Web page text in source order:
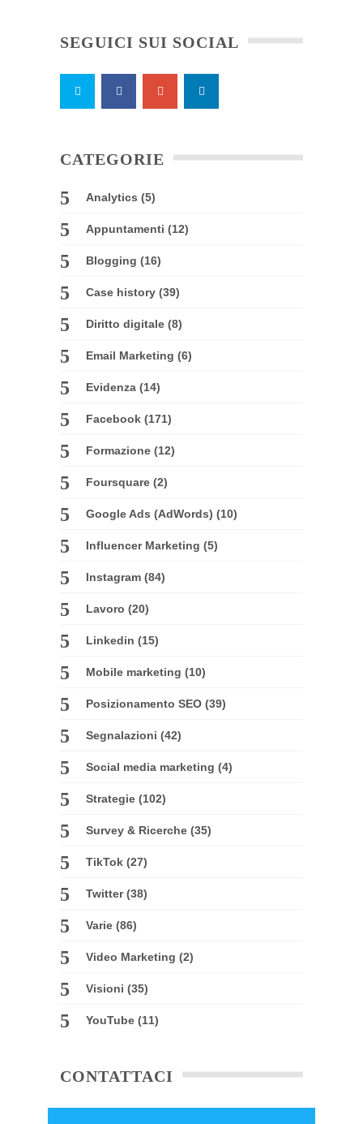
SEGUICI SUI SOCIAL
CATEGORIE
Analytics (5)
Appuntamenti (12)
Blogging (16)
Case history (39)
Diritto digitale (8)
Email Marketing (6)
Evidenza (14)
Facebook (171)
Formazione (12)
Foursquare (2)
Google Ads (AdWords) (10)
Influencer Marketing (5)
Instagram (84)
Lavoro (20)
Linkedin (15)
Mobile marketing (10)
Posizionamento SEO (39)
Segnalazioni (42)
Social media marketing (4)
Strategie (102)
Survey & Ricerche (35)
TikTok (27)
Twitter(38)
Varie (86)
Video Marketing (2)
Visioni (35)
YouTube (11)
CONTATTACI